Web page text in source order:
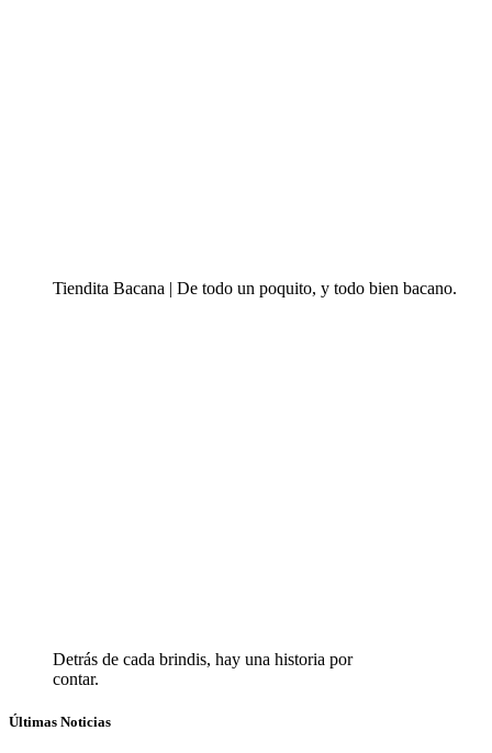
Tiendita Bacana | De todo un poquito, y todo bien bacano.
Detrás de cada brindis, hay una historia por
contar.
Últimas Noticias